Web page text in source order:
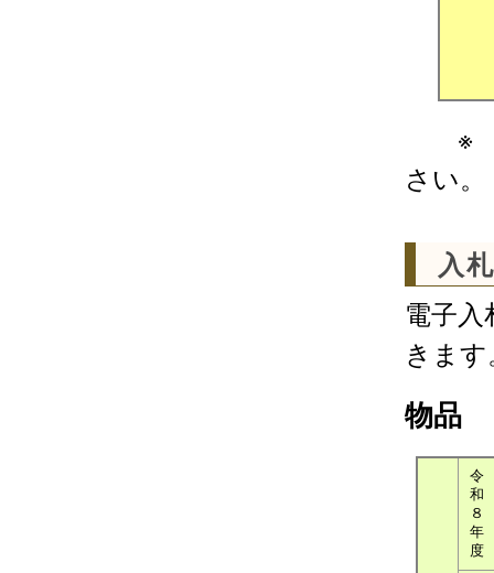
※ 紙
さい。
入
電子
きま
物品
令
和
８
年
度